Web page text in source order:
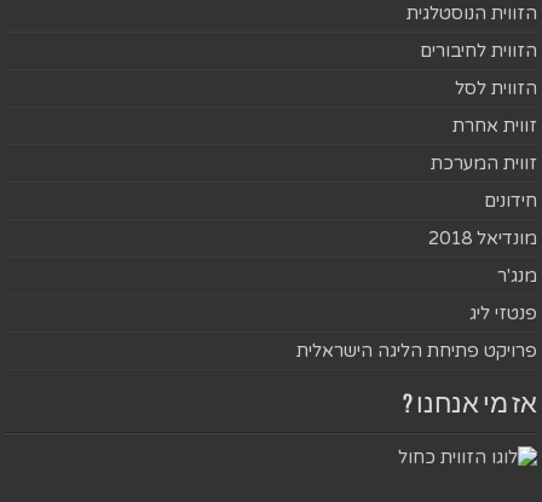
הזווית הנוסטלגית
הזווית לחיבורים
הזווית לסל
זווית אחרת
זווית המערכת
חידונים
מונדיאל 2018
מנג'ר
פנטזי ליג
פרויקט פתיחת הליגה הישראלית
אז מי אנחנו ?